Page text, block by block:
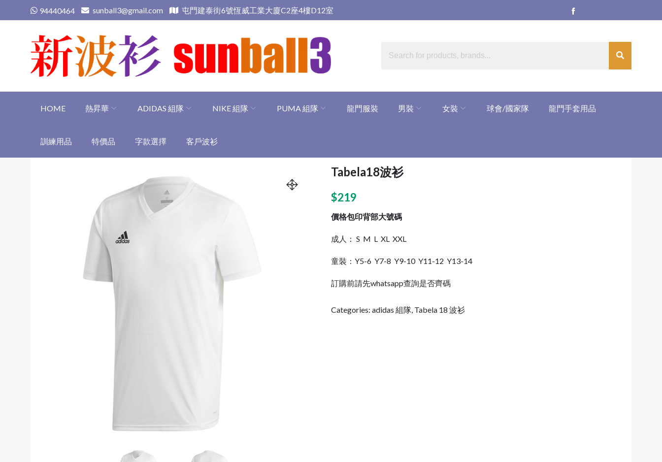
to
94440464 sunball3@gmail.com 屯門建泰街6號恆威工業大廈C2座4樓D12室
HOME 熱昇華 ADIDAS 組隊 NIKE 組隊 PUMA 組隊 龍門服裝 男裝 女裝 球會/國家隊 龍門手套用品
訓練用品 特價品 字款選擇 客戶波衫
Tabela18波衫
$219
價格包印背部大號碼
成人： S M L XL XXL
童裝：Y5-6 Y7-8 Y9-10 Y11-12 Y13-14
訂購前請先whatsapp查詢是否齊碼
Categories: adidas 組隊 Tabela 18 波衫